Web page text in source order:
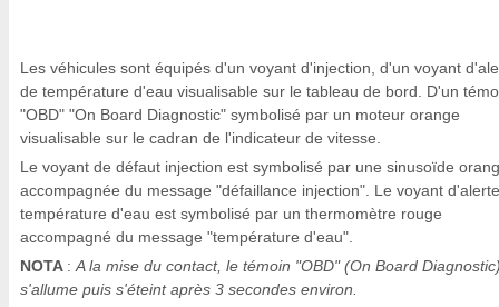
Les véhicules sont équipés d'un voyant d'injection, d'un voyant
de température d'eau visualisable sur le tableau de bord. D'un
"OBD" "On Board Diagnostic" symbolisé par un moteur orange
visualisable sur le cadran de l'indicateur de vitesse.
Le voyant de défaut injection est symbolisé par une sinusoïde
accompagnée du message "défaillance injection". Le voyant
température d'eau est symbolisé par un thermomètre rouge
accompagné du message "température d'eau".
NOTA : A la mise du contact, le témoin "OBD" (On Board
s'allume puis s'éteint après 3 secondes environ.